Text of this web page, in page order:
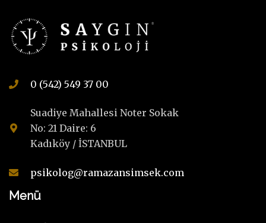
0 (542) 549 37 00
Suadiye Mahallesi Noter Sokak
No: 21 Daire: 6
Kadıköy / İSTANBUL
psikolog@ramazansimsek.com
Menü